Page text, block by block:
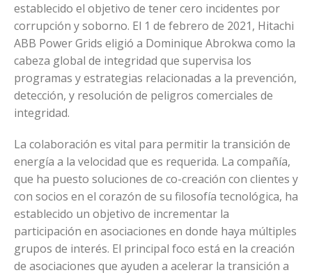
establecido el objetivo de tener cero incidentes por
corrupción y soborno. El 1 de febrero de 2021, Hitachi
ABB Power Grids eligió a Dominique Abrokwa como la
cabeza global de integridad que supervisa los
programas y estrategias relacionadas a la prevención,
detección, y resolución de peligros comerciales de
integridad.
La colaboración es vital para permitir la transición de
energía a la velocidad que es requerida. La compañía,
que ha puesto soluciones de co-creación con clientes y
con socios en el corazón de su filosofía tecnológica, ha
establecido un objetivo de incrementar la
participación en asociaciones en donde haya múltiples
grupos de interés. El principal foco está en la creación
de asociaciones que ayuden a acelerar la transición a